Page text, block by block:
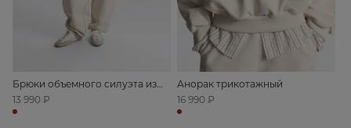
Брюки объемного силуэта из
футера
13 990 ₽
Анорак трикотажный
16 990 ₽